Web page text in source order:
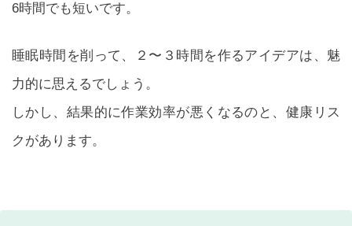
6時間でも短いです。
睡眠時間を削って、２〜３時間を作るアイデアは、魅
力的に思えるでしょう。
しかし、結果的に作業効率が悪くなるのと、健康リス
クがあります。